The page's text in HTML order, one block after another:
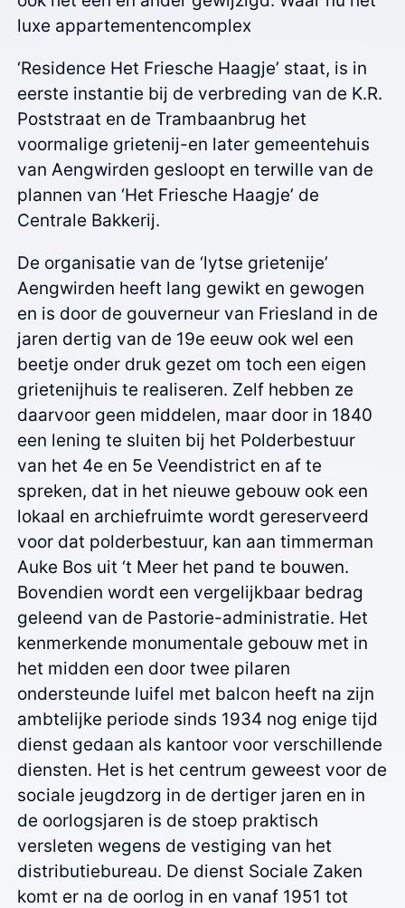
luxe appartementencomplex
‘Residence Het Friesche Haagje’ staat, is in
eerste instantie bij de verbreding van de K.R.
Poststraat en de Trambaanbrug het
voormalige grietenij-en later gemeentehuis
van Aengwirden gesloopt en terwille van de
plannen van ‘Het Friesche Haagje’ de
Centrale Bakkerij.
De organisatie van de ‘lytse grietenije’
Aengwirden heeft lang gewikt en gewogen
en is door de gouverneur van Friesland in de
jaren dertig van de 19e eeuw ook wel een
beetje onder druk gezet om toch een eigen
grietenijhuis te realiseren. Zelf hebben ze
daarvoor geen middelen, maar door in 1840
een lening te sluiten bij het Polderbestuur
van het 4e en 5e Veendistrict en af te
spreken, dat in het nieuwe gebouw ook een
lokaal en archiefruimte wordt gereserveerd
voor dat polderbestuur, kan aan timmerman
Auke Bos uit ‘t Meer het pand te bouwen.
Bovendien wordt een vergelijkbaar bedrag
geleend van de Pastorie-administratie. Het
kenmerkende monumentale gebouw met in
het midden een door twee pilaren
ondersteunde luifel met balcon heeft na zijn
ambtelijke periode sinds 1934 nog enige tijd
dienst gedaan als kantoor voor verschillende
diensten. Het is het centrum geweest voor de
sociale jeugdzorg in de dertiger jaren en in
de oorlogsjaren is de stoep praktisch
versleten wegens de vestiging van het
distributiebureau. De dienst Sociale Zaken
komt er na de oorlog in en vanaf 1951 tot